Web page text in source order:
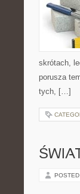
skrótach,
porusza
tych, […]